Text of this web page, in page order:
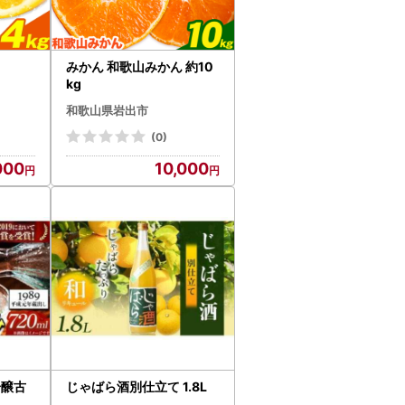
みかん 和歌山みかん 約10
kg
和歌山県岩出市
(0)
10,000
古 じゃばら酒別仕立て 1.8L